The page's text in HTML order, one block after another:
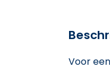
Voor